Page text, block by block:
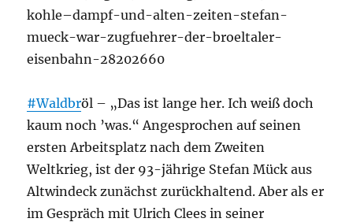
kohle–dampf-und-alten-zeiten-stefan-
mueck-war-zugfuehrer-der-broeltaler-
eisenbahn-28202660
#Waldbröl – „Das ist lange her. Ich weiß doch
kaum noch ’was.“ Angesprochen auf seinen
ersten Arbeitsplatz nach dem Zweiten
Weltkrieg, ist der 93-jährige Stefan Mück aus
Altwindeck zunächst zurückhaltend. Aber als er
im Gespräch mit Ulrich Clees in seiner